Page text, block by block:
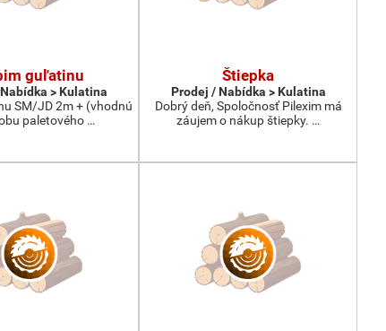
guľatinu
> Kulatina
SM/JD 2m + (vhodnú
paletového …
Štiepka
Prodej / Nabídka > Kulatina
Dobrý deň, Spoločnosť Pilexim má
záujem o nákup štiepky. …